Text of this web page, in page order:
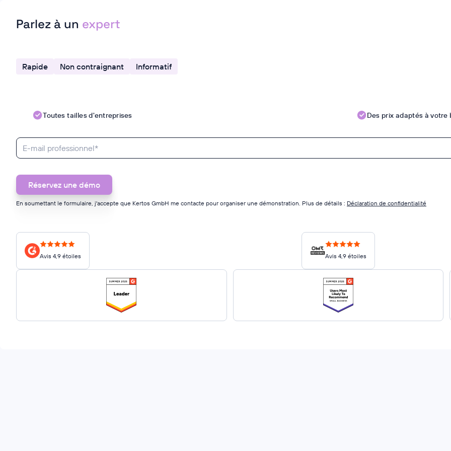
Parlez à un expert
Rapide Non contraignant Informatif
Toutes tailles d'entreprises Des prix adaptés à votre
En soumettant le formulaire, j'accepte que Kertos GmbH me contacte pour organiser une démonstration. Plus de détails : Déclaration de confidentialité
Avis 4,9 étoiles Avis 4,9 étoiles